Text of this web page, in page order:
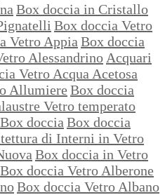
Box doccia in Cristallo
Box doccia Vetro
Vetro Appia Box doccia
Alessandrino Acquari
Vetro Acqua Acetosa
Allumiere Box doccia
Vetro temperato
Box doccia Box doccia
di Interni in Vetro
Box doccia in Vetro
Box doccia Vetro Alberone
Box doccia Vetro Albano